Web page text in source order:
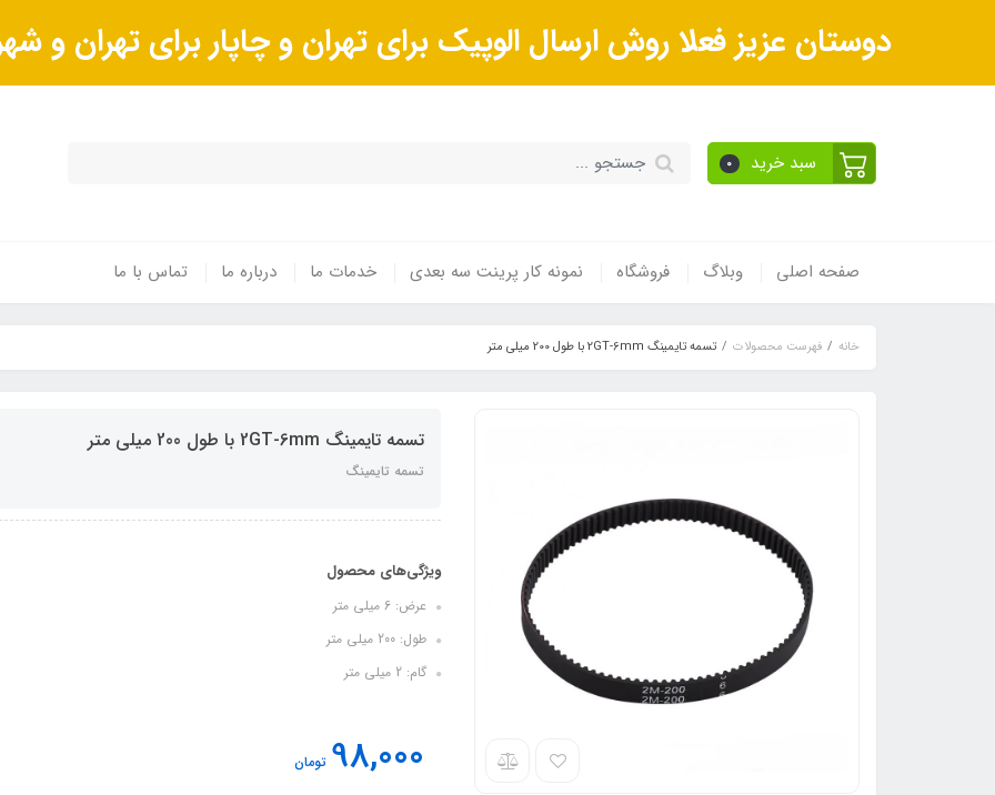
دوستان عزیز فعلا روش ارسال الوپیک برای تهران و چاپار برای تهران و
سبد خرید 0
صفحه اصلی وبلاگ فروشگاه نمونه کار پرینت سه بعدی خدمات ما درباره ما تماس با ما
خانه فهرست محصولات تسمه تایمینگ 2GT-6mm با طول 200 میلی متر
تسمه تایمینگ 2GT-6mm با طول 200 میلی متر
تسمه تایمینگ
ویژگی‌های محصول
عرض: 6 میلی متر
طول: 200 میلی متر
گام: 2 میلی متر
98,000 تومان